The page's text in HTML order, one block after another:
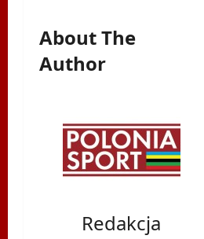
About The
Author
Redakcja